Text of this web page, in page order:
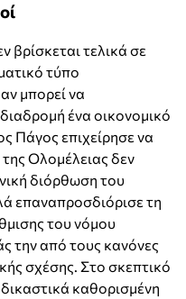
βρίσκεται τελικά σε
τύπο
μπορεί να
ένα οικονομικό
Πάγος επιχείρησε να
Ολομέλειας δεν
διόρθωση του
επαναπροσδιόρισε τη
του νόμου
την από τους κανόνες
σχέσης. Στο σκεπτικό
καθορισμένη